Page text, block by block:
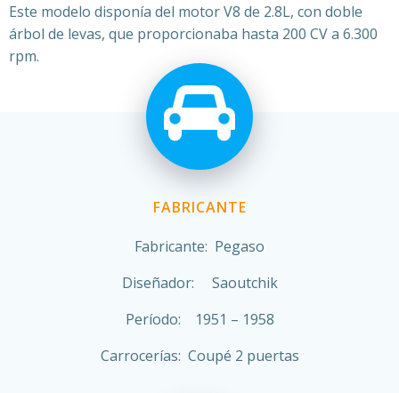
Este modelo disponía del motor V8 de 2.8L, con doble
árbol de levas, que proporcionaba hasta 200 CV a 6.300
rpm.
FABRICANTE
Fabricante: Pegaso
Diseñador: Saoutchik
Período: 1951 – 1958
Carrocerías: Coupé 2 puertas